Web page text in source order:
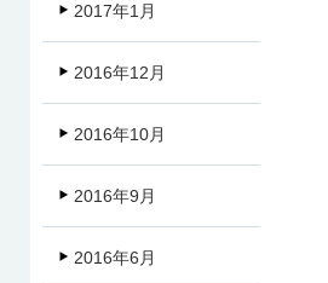
2017年1月
2016年12月
2016年10月
2016年9月
2016年6月